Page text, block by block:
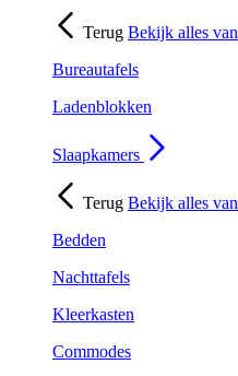
Terug Bekijk alles van
Bureautafels
Ladenblokken
Slaapkamers
Terug Bekijk alles van
Bedden
Nachttafels
Kleerkasten
Commodes